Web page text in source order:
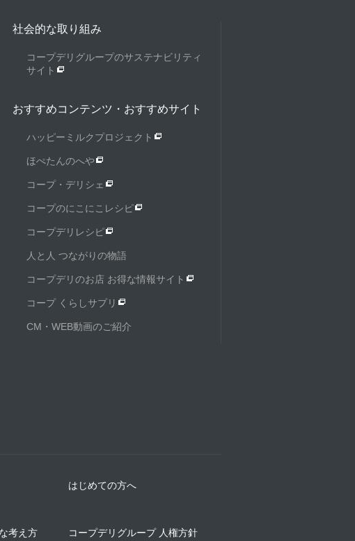
社会的な取り組み
コープデリグループのサステナビリティ
サイト
おすすめコンテンツ・おすすめサイト
ハッピーミルクプロジェクト
ほぺたんのへや
コープ・デリシェ
コープのにこにこレシピ
コープデリレシピ
人と人 つながりの物語
コープデリのお店 お得な情報サイト
コープ くらしサプリ
CM・WEB動画のご紹介
はじめての方へ
考え方 コープデリグループ 人権方針